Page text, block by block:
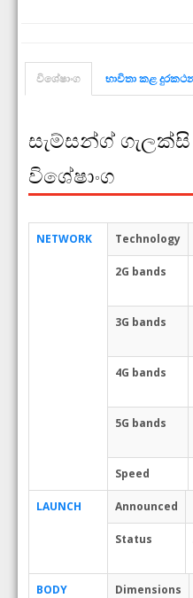
විශේෂාංග භාවිතා කළ
සැම්සන්ග් ගැලක්සි
විශේෂාංග
NETWORK Technology
2G bands
3G bands
4G bands
5G bands
Speed
LAUNCH Announced
Status
BODY Dimensions